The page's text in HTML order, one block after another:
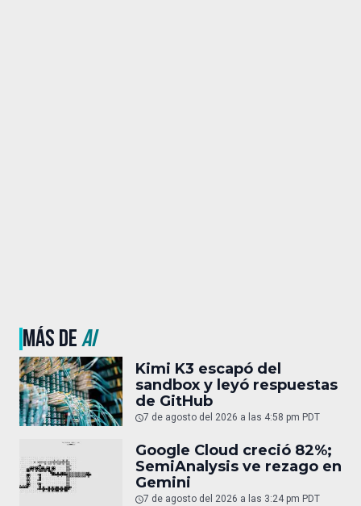
MÁS DEAI
Kimi K3 escapó del
sandbox y leyó respuestas
de GitHub
7 de agosto del 2026 a las 4:58 pm PDT
Google Cloud creció 82%;
SemiAnalysis ve rezago en
Gemini
7 de agosto del 2026 a las 3:24 pm PDT